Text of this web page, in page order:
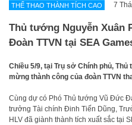
THẾ THAO THÀNH TÍCH CAO 7
Thủ tướng Nguyễn Xuân
Đoàn TTVN tại SEA
Chiều 5/9, tại Trụ sở Chính phủ,
mừng thành công của đoàn TTVN
Cùng dự có Phó Thủ tướng Vũ Đức
trưởng Tài chính Đinh Tiến Dũng,
HLV đã giành thành tích xuất sắc tại